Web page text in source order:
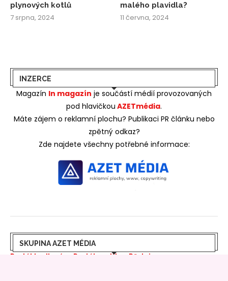
plynových kotlů
7 srpna, 2024
malého plavidla?
11 června, 2024
SKUPINA AZET MÉDIA
Portál bydlení
Portál realit
Pěstujeme
INZERCE
Magazín In magazín je součástí médií provozovaných
pod hlavičkou AZETmédia.
Máte zájem o reklamní plochu? Publikaci PR článku nebo
zpětný odkaz?
Zde najdete všechny potřebné informace: